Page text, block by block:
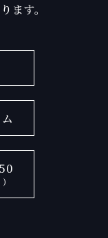
ます。
)